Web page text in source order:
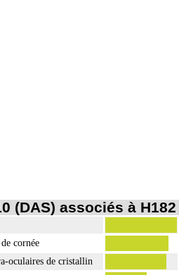
(DAS) associés à H182
cornée
oculaires de cristallin